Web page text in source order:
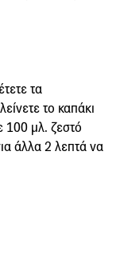
τα
το καπάκι
100 μλ. ζεστό
άλλα 2 λεπτά να